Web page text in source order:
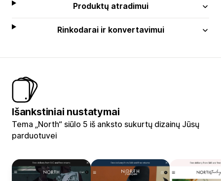
Produktų atradimui
Rinkodarai ir konvertavimui
Išankstiniai nustatymai
Tema „North“ siūlo 5 iš anksto sukurtų dizainų Jūsų
parduotuvei